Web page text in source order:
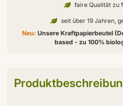
faire Qualität zu
seit über 19 Jahren,
Neu: Unsere Kraftpapierbeutel
based - zu 100%